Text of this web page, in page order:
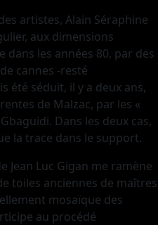
artistes, Alain Séraphine
aux dimensions
dans les années 80, par des
cannes -resté
été séduit, il y a deux ans,
de Malzac, par les «
Dans les deux cas,
la trace dans le support.
Jean Luc Gigan me ramène
toiles anciennes de maîtres
mosaïque des
au procédé